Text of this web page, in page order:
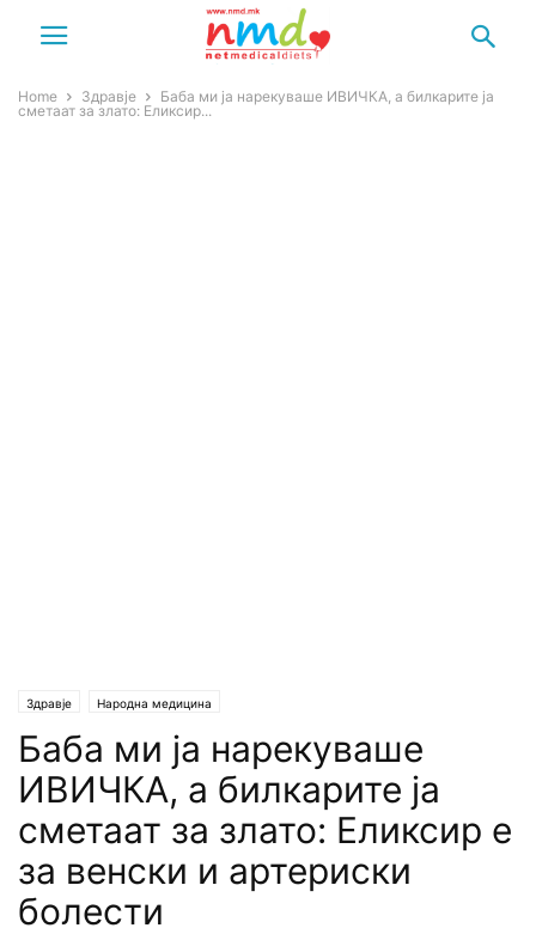
Home Здравје
Баба ми ја нарекуваше ИВИЧКА, а билкарите ја
сметаат за злато: Eликсир...
Здравје Народна медицина
Баба ми ја нарекуваше
ИВИЧКА, а билкарите ја
сметаат за злато: Eликсир е
за венски и артериски
болести